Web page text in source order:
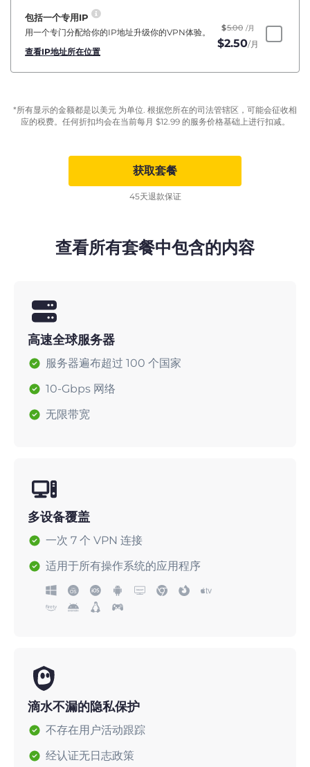
包括一个专用IP
用一个专门分配给你的IP地址升级你的VPN体验。
查看IP地址所在位置
$5.00 /月
$2.50/月
*所有显示的金额都是以美元 为单位. 根据您所在的司法管辖区，可能会征收相
应的税费。任何折扣均会在当前每月 $12.99的服务价格基础上进行扣减。
获取套餐
45天退款保证
查看所有套餐中包含的内容
高速全球服务器
服务器遍布超过 100 个国家
10-Gbps 网络
无限带宽
多设备覆盖
一次 7 个 VPN 连接
适用于所有操作系统的应用程序
滴水不漏的隐私保护
不存在用户活动跟踪
经认证无日志政策